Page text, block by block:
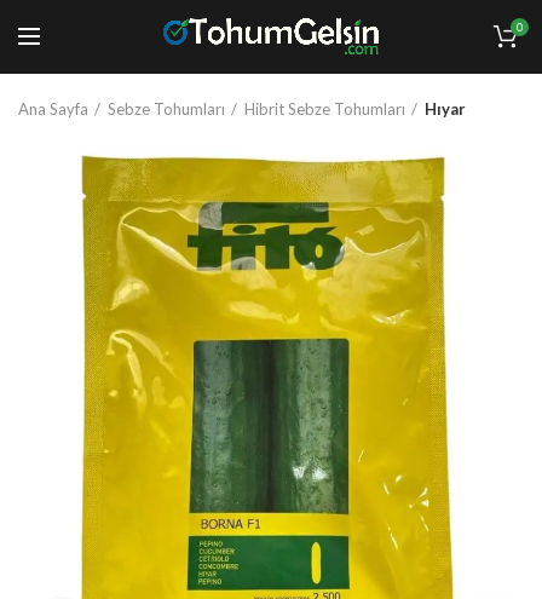
0
Ana Sayfa Sebze Tohumları Hibrit Sebze Tohumları Hıyar